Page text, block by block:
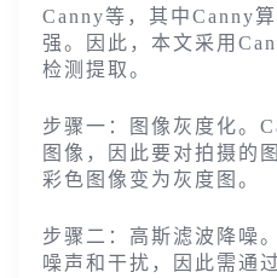
Canny等，其中Canny
强。因此，本文采用
检测提取。
步骤一：图像灰度化。
图像，因此要对拍摄的
彩色图像变为灰度图。
步骤二：高斯滤波降噪
噪声和干扰，因此需通